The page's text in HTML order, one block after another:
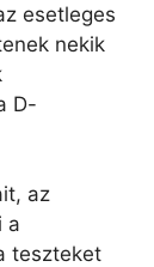
esetleges
nekik
D-
az
a
teszteket